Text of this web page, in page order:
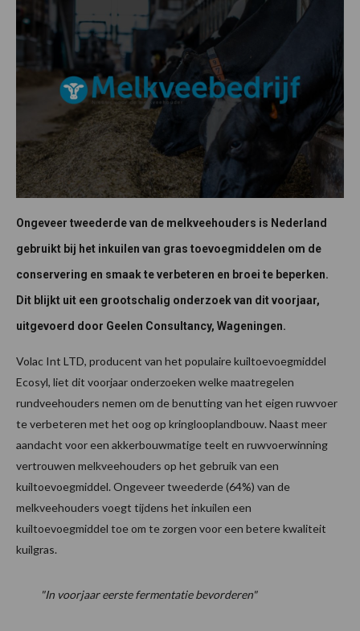
Ongeveer tweederde van de melkveehouders is Nederland
gebruikt bij het inkuilen van gras toevoegmiddelen om de
conservering en smaak te verbeteren en broei te beperken.
Dit blijkt uit een grootschalig onderzoek van dit voorjaar,
uitgevoerd door Geelen Consultancy, Wageningen.
Volac Int LTD, producent van het populaire kuiltoevoegmiddel
Ecosyl, liet dit voorjaar onderzoeken welke maatregelen
rundveehouders nemen om de benutting van het eigen ruwvoer
te verbeteren met het oog op kringlooplandbouw. Naast meer
aandacht voor een akkerbouwmatige teelt en ruwvoerwinning
vertrouwen melkveehouders op het gebruik van een
kuiltoevoegmiddel. Ongeveer tweederde (64%) van de
melkveehouders voegt tijdens het inkuilen een
kuiltoevoegmiddel toe om te zorgen voor een betere kwaliteit
kuilgras.
"In voorjaar eerste fermentatie bevorderen"